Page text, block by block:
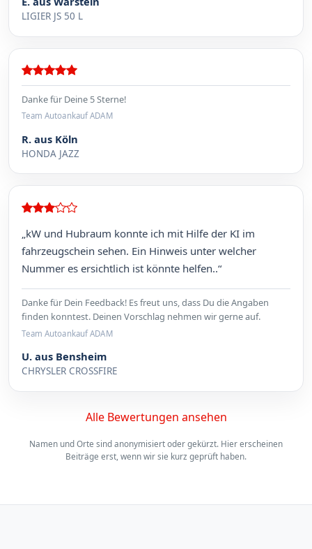
LIGIER JS 50 L
Danke für Deine 5 Sterne!
Team Autoankauf ADAM
R. aus Köln
HONDA JAZZ
„kW und Hubraum konnte ich mit Hilfe der KI im
fahrzeugschein sehen. Ein Hinweis unter welcher
Nummer es ersichtlich ist könnte helfen..“
Danke für Dein Feedback! Es freut uns, dass Du die Angaben
finden konntest. Deinen Vorschlag nehmen wir gerne auf.
Team Autoankauf ADAM
U. aus Bensheim
CHRYSLER CROSSFIRE
Alle Bewertungen ansehen
Namen und Orte sind anonymisiert oder gekürzt. Hier erscheinen
Beiträge erst, wenn wir sie kurz geprüft haben.